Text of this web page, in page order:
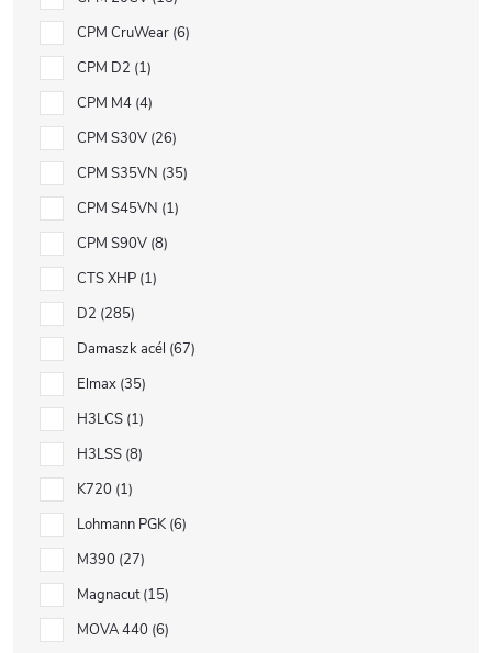
CPM CruWear 6
CPM D2 1
CPM M4 4
CPM S30V 26
CPM S35VN 35
CPM S45VN 1
CPM S90V 8
CTS XHP 1
D2 285
Damaszk acél 67
Elmax 35
H3LCS 1
H3LSS 8
K720 1
Lohmann PGK 6
M390 27
Magnacut 15
MOVA 440 6